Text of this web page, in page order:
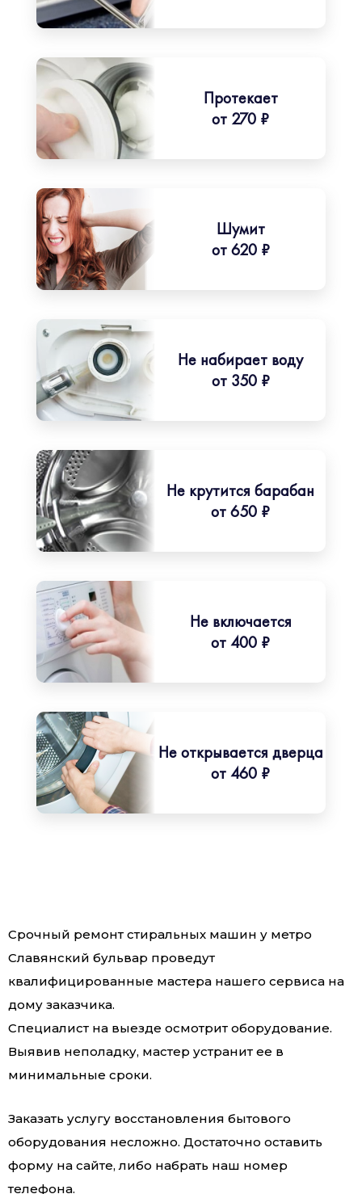
Протекает
от 270 ₽
Шумит
от 620 ₽
Не набирает воду
от 350 ₽
Не крутится барабан
от 650 ₽
Не включается
от 400 ₽
Не открывается дверца
от 460 ₽
Срочный ремонт стиральных машин у метро
Славянский бульвар проведут
квалифицированные мастера нашего сервиса на
дому заказчика.
Специалист на выезде осмотрит оборудование.
Выявив неполадку, мастер устранит ее в
минимальные сроки.
Заказать услугу восстановления бытового
оборудования несложно. Достаточно оставить
форму на сайте, либо набрать наш номер
телефона.